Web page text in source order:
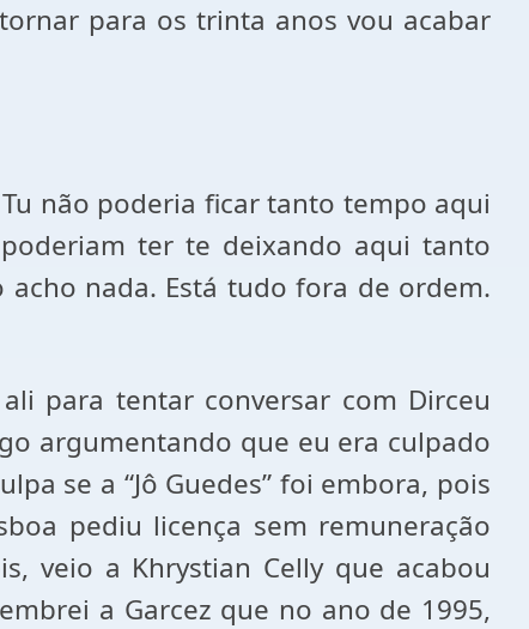
para os trinta anos vou acabar
não poderia ficar tanto tempo aqui
ter te deixando aqui tanto
acho nada. Está tudo fora de ordem.
para tentar conversar com Dirceu
argumentando que eu era culpado
se a “Jô Guedes” foi embora, pois
pediu licença sem remuneração
veio a Khrystian Celly que acabou
a Garcez que no ano de 1995,